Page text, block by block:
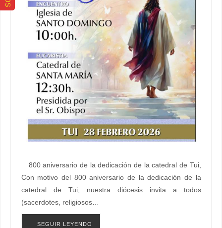
800 aniversario de la dedicación de la catedral de Tui,
Con motivo del 800 aniversario de la dedicación de la
catedral de Tui, nuestra diócesis invita a todos
(sacerdotes, religiosos…
SEGUIR LEYENDO